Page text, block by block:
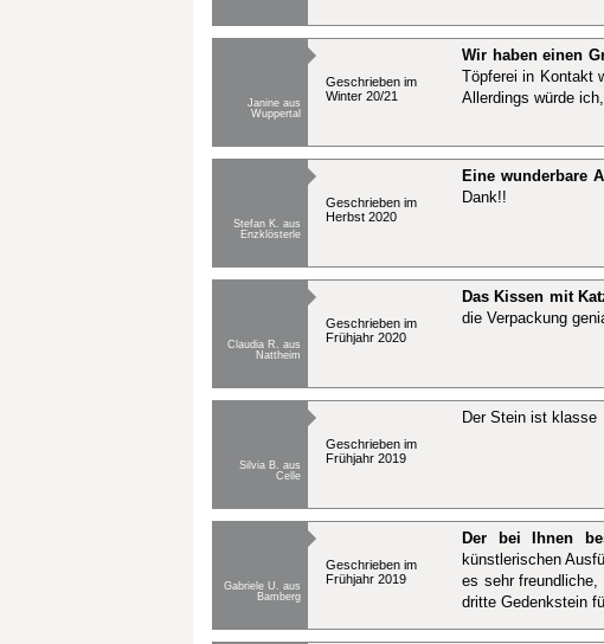
Janine aus
Wuppertal
Geschrieben im
Winter 20/21
Wir haben einen
Töpferei in Kontakt
Allerdings würde
Stefan K. aus
Enzklösterle
Geschrieben im
Herbst 2020
Eine wunderbare
Dank!!
Claudia R. aus
Nattheim
Geschrieben im
Frühjahr 2020
Das Kissen mit
die Verpackung
Silvia B. aus
Celle
Geschrieben im
Frühjahr 2019
Der Stein ist klasse
Gabriele U. aus
Bamberg
Geschrieben im
Frühjahr 2019
Der bei Ihnen
künstlerischen
es sehr freundliche,
dritte Gedenkstein